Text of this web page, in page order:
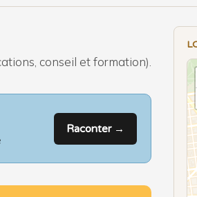
conseil et formation).
Raconter →